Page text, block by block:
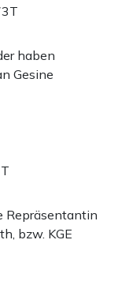
haben
Gesine
Repräsentantin
bzw. KGE